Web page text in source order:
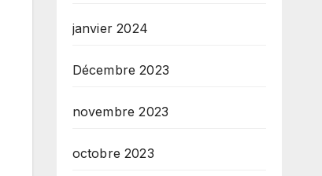
janvier 2024
Décembre 2023
novembre 2023
octobre 2023